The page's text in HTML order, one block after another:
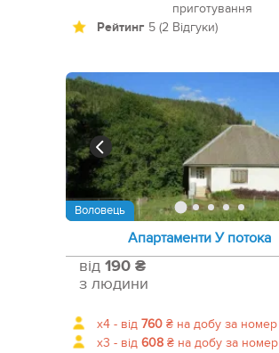
приготування
Рейтинг 5 (2 Відгуки)
Воловець
Апартаменти У потока
від 190 ₴
з людини
x4 - від 760 ₴ на добу за номер
x3 - від 608 ₴ на добу за номер